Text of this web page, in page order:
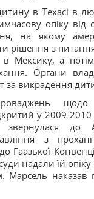
в Техасі в
опіку від
на якому
рішення з
в Мексику, а
Органи
за викрадення
щодо
у 2009-2010
до
з
Гаазької
надали їй
Марсель наказав